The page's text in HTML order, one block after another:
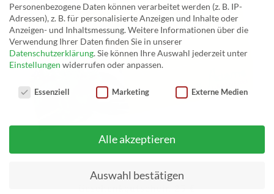
Personenbezogene Daten können verarbeitet werden (z. B. IP-
Adressen), z. B. für personalisierte Anzeigen und Inhalte oder
Anzeigen- und Inhaltsmessung.Weitere Informationen über die
Verwendung Ihrer Daten finden Sie in unserer
Datenschutzerklärung.Sie können Ihre Auswahl jederzeit unter
Einstellungen widerrufen oder anpassen.
Datenschutzeinstellungen
Essenziell Marketing Externe Medien
Alle akzeptieren
Auswahl bestätigen